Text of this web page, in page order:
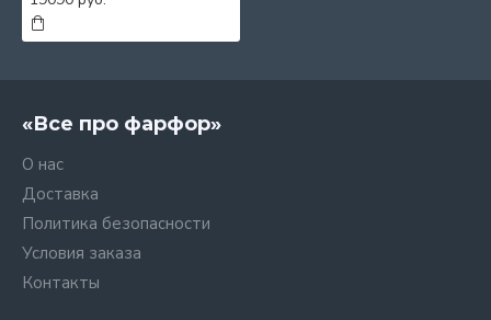
«Все про фарфор»
О нас
Доставка
Политика безопасности
Условия заказа
Контакты